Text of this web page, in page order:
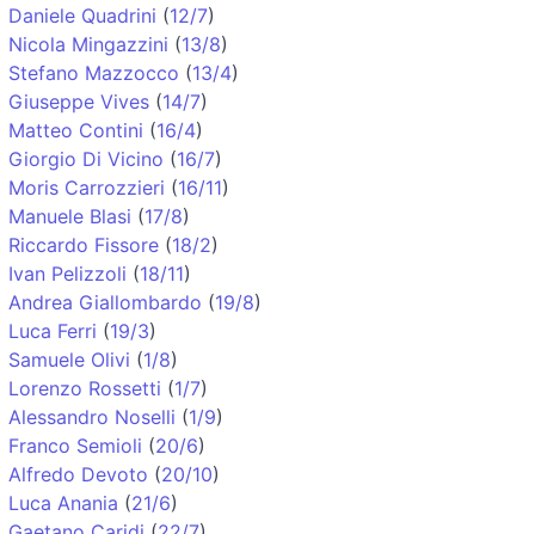
Daniele Quadrini (12/7)
Nicola Mingazzini (13/8)
Stefano Mazzocco (13/4)
Giuseppe Vives (14/7)
Matteo Contini (16/4)
Giorgio Di Vicino (16/7)
Moris Carrozzieri (16/11)
Manuele Blasi (17/8)
Riccardo Fissore (18/2)
Ivan Pelizzoli (18/11)
Andrea Giallombardo (19/8)
Luca Ferri (19/3)
Samuele Olivi (1/8)
Lorenzo Rossetti (1/7)
Alessandro Noselli (1/9)
Franco Semioli (20/6)
Alfredo Devoto (20/10)
Luca Anania (21/6)